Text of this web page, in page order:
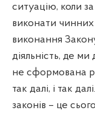
ситуацію, коли
виконати
виконання
діяльність, де
не сформована
так далі, і так
законів – це